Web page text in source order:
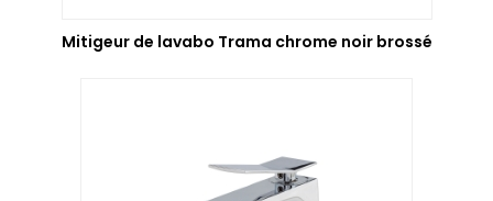
Mitigeur de lavabo Trama chrome noir brossé